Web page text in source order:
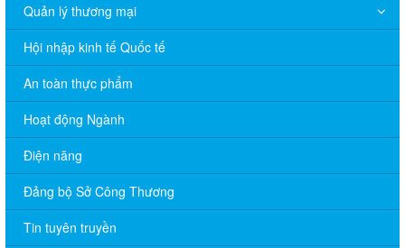
Quản lý thương mại
Hội nhập kinh tế Quốc tế
An toàn thực phẩm
Hoạt động Ngành
Điện năng
Đảng bộ Sở Công Thương
Tin tuyên truyền